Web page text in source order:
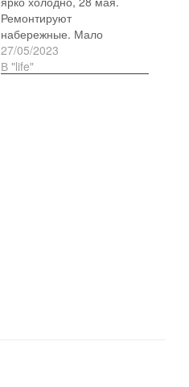
Ремонтируют
набережные. Мало
людей, отличная
атмосфера. Москва
27/05/2023
В "life"